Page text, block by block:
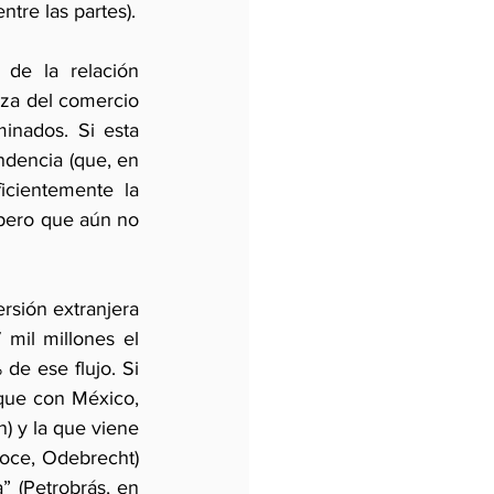
las partes).
de la relación
del comercio
Si esta
(que, en
la
que aún no
extranjera
mil millones el
de ese flujo. Si
con México,
y la que viene
Odebrecht)
(Petrobrás, en